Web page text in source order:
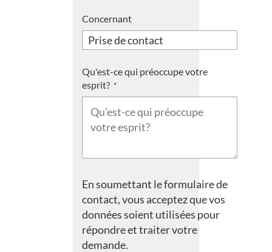
Concernant
Qu'est-ce qui préoccupe votre
esprit?
En soumettant le formulaire de
contact, vous acceptez que vos
données soient utilisées pour
répondre et traiter votre
demande.